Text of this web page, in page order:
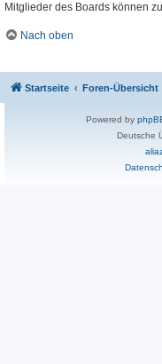
Mitglieder des Boards können
Nach oben
Startseite Foren-Übersicht
Powered by
Deutsche